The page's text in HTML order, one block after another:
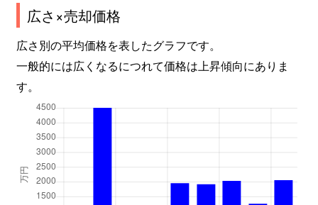
広さ×売却価格
広さ別の平均価格を表したグラフです。
一般的には広くなるにつれて価格は上昇傾向にありま
す。